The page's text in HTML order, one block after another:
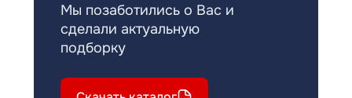
Мы позаботились о Вас и
сделали актуальную
подборку